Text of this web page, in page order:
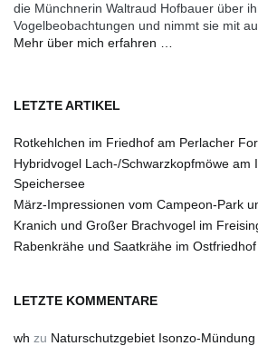
die Münchnerin Waltraud Hofbauer über
Vogelbeobachtungen und nimmt sie mit
Mehr über mich erfahren …
LETZTE ARTIKEL
Rotkehlchen im Friedhof am Perlacher
Hybridvogel Lach-/Schwarzkopfmöwe am
Speichersee
März-Impressionen vom Campeon-Park
Kranich und Großer Brachvogel im
Rabenkrähe und Saatkrähe im Ostfriedhof
LETZTE KOMMENTARE
wh zu Naturschutzgebiet Isonzo-